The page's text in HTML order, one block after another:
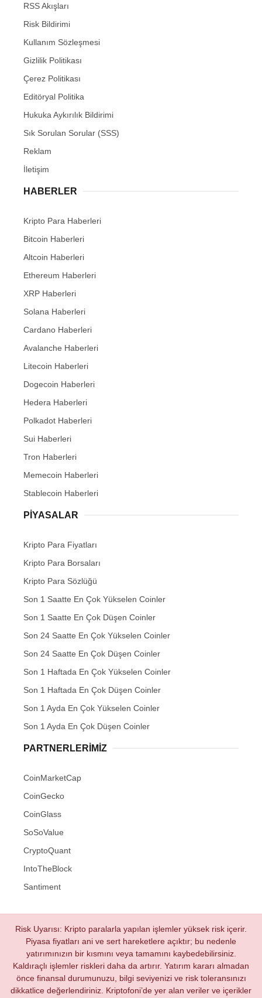
RSS Akışları
Risk Bildirimi
Kullanım Sözleşmesi
Gizlilik Politikası
Çerez Politikası
Editöryal Politika
Hukuka Aykırılık Bildirimi
Sık Sorulan Sorular (SSS)
Reklam
İletişim
HABERLER
Kripto Para Haberleri
Bitcoin Haberleri
Altcoin Haberleri
Ethereum Haberleri
XRP Haberleri
Solana Haberleri
Cardano Haberleri
Avalanche Haberleri
Litecoin Haberleri
Dogecoin Haberleri
Hedera Haberleri
Polkadot Haberleri
Sui Haberleri
Tron Haberleri
Memecoin Haberleri
Stablecoin Haberleri
PIYASALAR
Kripto Para Fiyatları
Kripto Para Borsaları
Kripto Para Sözlüğü
Son 1 Saatte En Çok Yükselen Coinler
Son 1 Saatte En Çok Düşen Coinler
Son 24 Saatte En Çok Yükselen Coinler
Son 24 Saatte En Çok Düşen Coinler
Son 1 Haftada En Çok Yükselen Coinler
Son 1 Haftada En Çok Düşen Coinler
Son 1 Ayda En Çok Yükselen Coinler
Son 1 Ayda En Çok Düşen Coinler
PARTNERLERIMIZ
CoinMarketCap
CoinGecko
CoinGlass
SoSoValue
CryptoQuant
IntoTheBlock
Santiment
Risk Uyarısı: Kripto paralarla yapılan işlemler yüksek risk içerir.
Piyasa fiyatları ani ve sert hareketlere açıktır; bu nedenle
yatırımınızın bir kısmını veya tamamını kaybedebilirsiniz.
Kaldıraçlı işlemler riskleri daha da artırır. Yatırım kararı almadan
önce finansal durumunuzu, bilgi seviyenizi ve risk toleransınızı
dikkatlice değerlendiriniz. Kriptofoni’de yer alan veriler ve içerikler